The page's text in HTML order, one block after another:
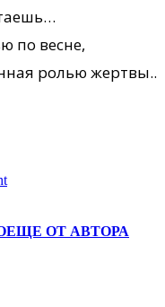
по весне,
ролью жертвы..
ЕЩЕ ОТ АВТОРА